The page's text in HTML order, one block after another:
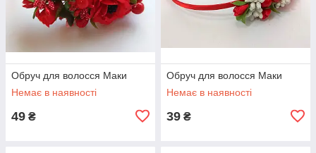
Обруч для волосся Маки
Немає в наявності
49 ₴
Обруч для волосся Маки
Немає в наявності
39 ₴